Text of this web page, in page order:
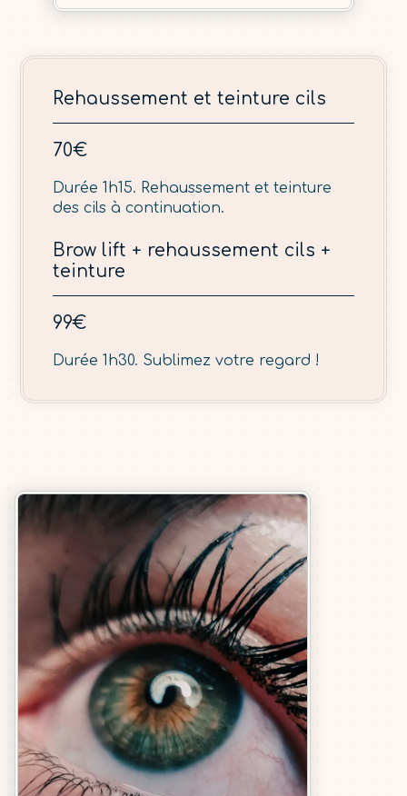
Rehaussement et teinture cils
70€
Durée 1h15. Rehaussement et teinture
des cils à continuation.
Brow lift + rehaussement cils +
teinture
99€
Durée 1h30. Sublimez votre regard !